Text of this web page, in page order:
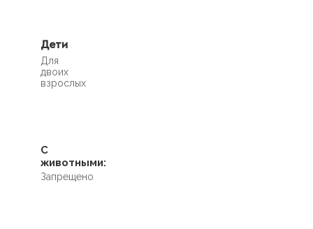
Дети
Для
двоих
взрослых
С
животными:
Запрещено